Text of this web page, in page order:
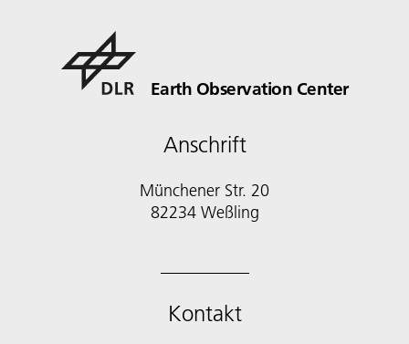
Earth Observation Center
Anschrift
Münchener Str. 20
Kontakt